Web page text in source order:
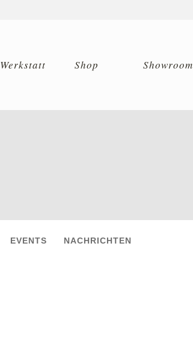
Werkstatt Shop Showroom
EVENTS NACHRICHTEN